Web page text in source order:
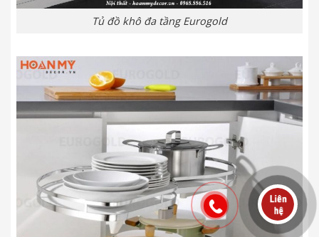
Tủ đồ khô đa tầng Eurogold